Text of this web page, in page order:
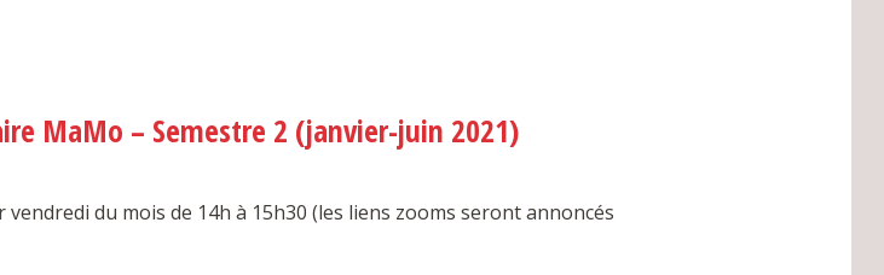
MaMo – Semestre 2 (janvier-juin 2021)
du mois de 14h à 15h30 (les liens zooms seront annoncés